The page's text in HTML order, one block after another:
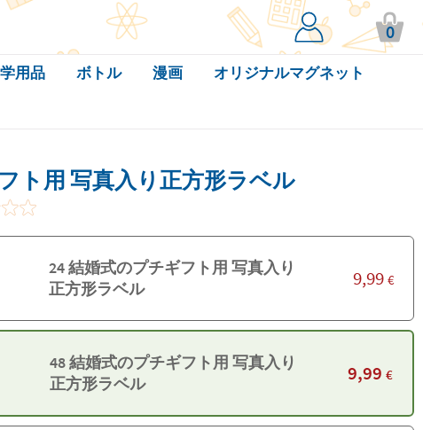
0
学用品 ボトル 漫画
オリジナルマグネット
ト用 写真入り正方形ラベル
24 結婚式のプチギフト用 写真入り
正方形ラベル
9,99 €
48 結婚式のプチギフト用 写真入り
正方形ラベル
9,99 €